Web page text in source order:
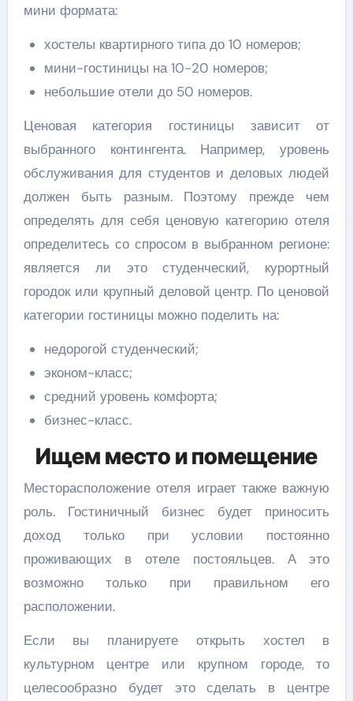
мини формата:
хостелы квартирного типа до 10 номеров;
мини-гостиницы на 10-20 номеров;
небольшие отели до 50 номеров.
Ценовая категория гостиницы зависит от
выбранного контингента. Например, уровень
обслуживания для студентов и деловых людей
должен быть разным. Поэтому прежде чем
определять для себя ценовую категорию отеля
определитесь со спросом в выбранном регионе:
является ли это студенческий, курортный
городок или крупный деловой центр. По ценовой
категории гостиницы можно поделить на:
недорогой студенческий;
эконом-класс;
средний уровень комфорта;
бизнес-класс.
Ищем место и помещение
Месторасположение отеля играет также важную
роль. Гостиничный бизнес будет приносить
доход только при условии постоянно
проживающих в отеле постояльцев. А это
возможно только при правильном его
расположении.
Если вы планируете открыть хостел в
культурном центре или крупном городе, то
целесообразно будет это сделать в центре